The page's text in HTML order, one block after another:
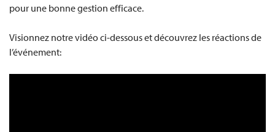
pour une bonne gestion efficace.
Visionnez notre vidéo ci-dessous et découvrez les réactions de
l’événement: